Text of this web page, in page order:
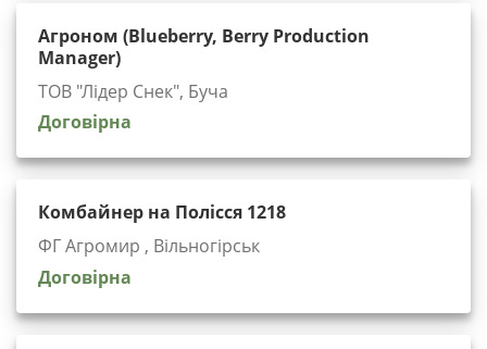
Агроном (Blueberry, Berry Production
Manager)
ТОВ "Лідер Снек", Буча
Договірна
Комбайнер на Полісся 1218
ФГ Агромир , Вільногірськ
Договірна